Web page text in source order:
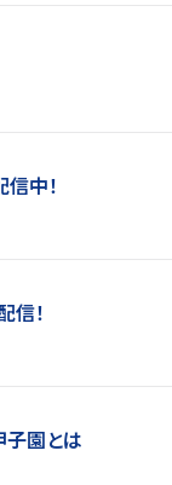
中！
信！
子園とは